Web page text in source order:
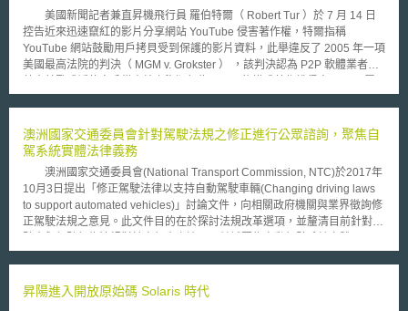
美國新聞記者兼直昇機飛行員 羅伯特爾（ Robert Tur ）於 7 月 14 日
控告近來迅速竄紅的影片分享網站 YouTube 侵害著作權，特爾指稱
YouTube 網站鼓勵用戶拷貝受到保護的影片資料，此舉違反了 2005 年一項
美國最高法院的判決（ MGM v. Grokster ） ，該判決認為 P2P 軟體業者若
伯特爾聲稱，他所拍攝的 1992 年洛杉磯暴動事件以及 1994 年高速公路上
網站上廣為流傳。 特爾亦聲稱， YouTube 網站從他的作品中獲利，同時也
侵害了他的著作權，因此提出了 15 萬美元賠償要求並要求網站不得再使用
他的影片資料。 YouTube 網站發表聲明指出，自獲悉特爾提出告訴的
消息後，網站就已經將他的影片撤下，另一方面認為網站的行為完全符合
「一九九八年 數位千禧年著作權法案」﹙ Digital Millenium Copyright Act
of 1998 ﹚之規定，應受到該法案免責條款的保護 。
澳洲國家交通委員會針對駕駛法規之修正進行公眾諮詢，聚焦自
駕系統實體法律義務
澳洲國家交通委員會(National Transport Commission, NTC)於2017年
10月3日提出「修正駕駛法律以支持自動駕駛車輛(Changing driving laws
to support automated vehicles)」討論文件，向相關政府機關與業界徵詢修
正駕駛法規之意見。此文件目的在於探討法規改革選項，並釐清目前針對駕
（automated driving system entities, ADSEs）建立法律義務。文件中並指
系統並不具有法律人格，無法為其行為負法律責任； 目前的法律並未提供
昇陽進入開放原始碼 Solaris 時代